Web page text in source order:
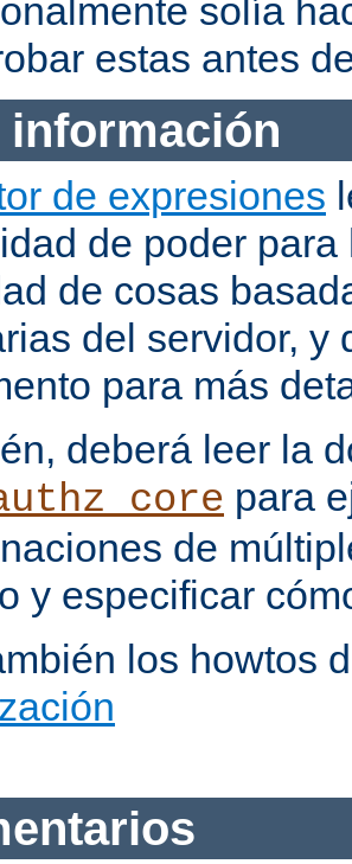
solía
estas antes
información
de expresiones
de poder
de cosas
del servidor, y
para más
deberá leer la
para
de
y especificar
los howtos